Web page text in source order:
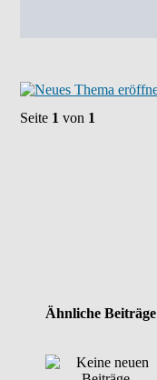
Seite 1 von 1
Ähnliche Beiträge